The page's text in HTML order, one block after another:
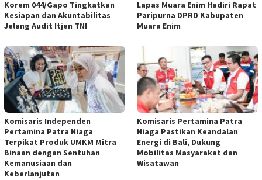
Korem 044/Gapo Tingkatkan
Kesiapan dan Akuntabilitas
Jelang Audit Itjen TNI
Lapas Muara Enim Hadiri Rapat
Paripurna DPRD Kabupaten
Muara Enim
Komisaris Independen
Pertamina Patra Niaga
Terpikat Produk UMKM Mitra
Binaan dengan Sentuhan
Kemanusiaan dan
Keberlanjutan
Komisaris Pertamina Patra
Niaga Pastikan Keandalan
Energi di Bali, Dukung
Mobilitas Masyarakat dan
Wisatawan